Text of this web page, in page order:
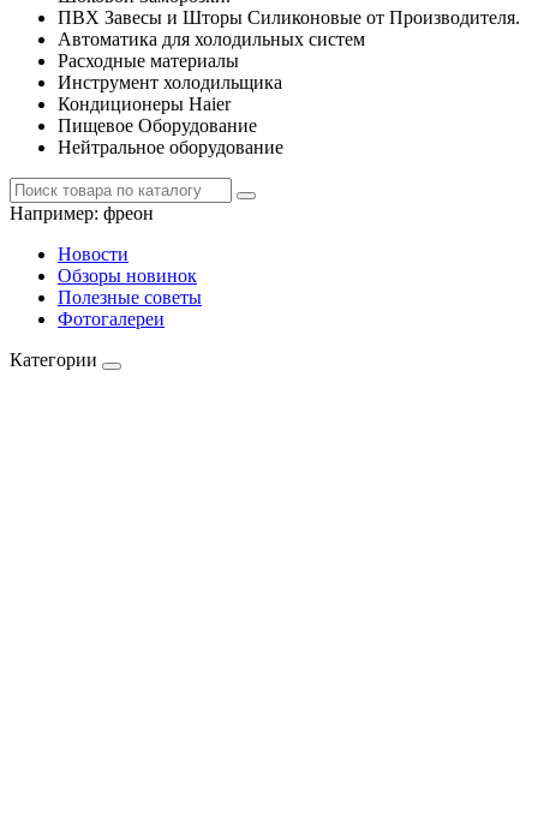
ПВХ Завесы и Шторы Силиконовые от Производителя.
Автоматика для холодильных систем
Расходные материалы
Инструмент холодильщика
Кондиционеры Haier
Пищевое Оборудование
Нейтральное оборудование
Например: фреон
Новости
Обзоры новинок
Полезные советы
Фотогалереи
Категории